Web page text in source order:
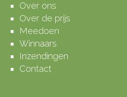
Over ons
Over de prijs
Meedoen
Winnaars
Inzendingen
Contact